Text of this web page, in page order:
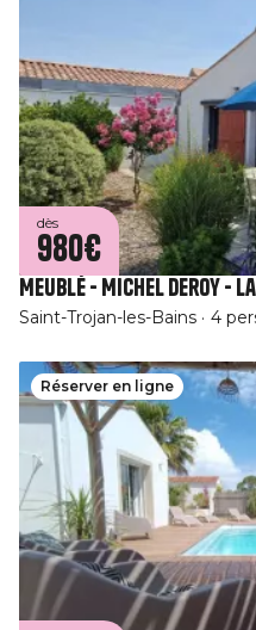
dès
980€
Meublé - Michel Deroy -
Saint-Trojan-les-Bains 4
Réserver en ligne